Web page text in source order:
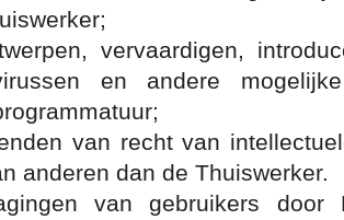
vervaardigen,
en andere
van recht van
anderen dan de Thuiswerker.
van gebruikers door